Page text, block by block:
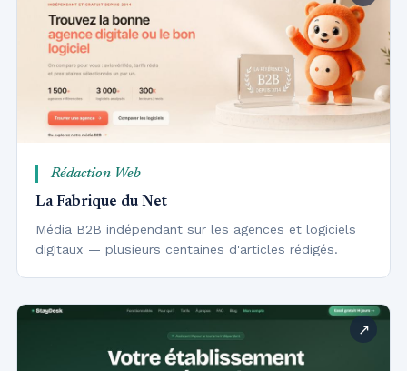
Rédaction Web
La Fabrique du Net
Média B2B indépendant sur les agences et logiciels
digitaux — plusieurs centaines d'articles rédigés.